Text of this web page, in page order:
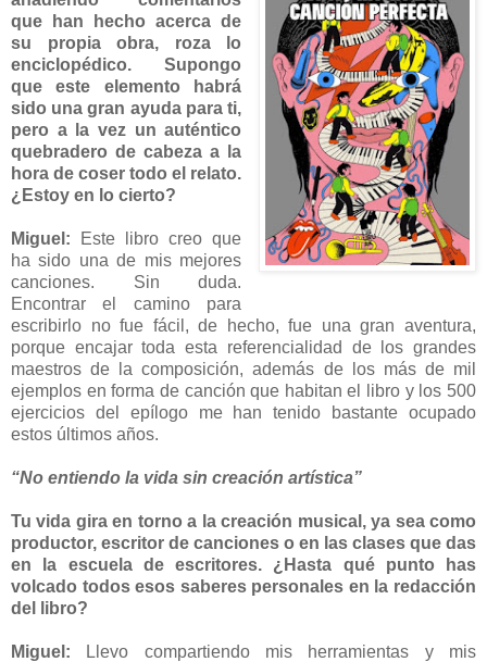
que han hecho acerca de
su propia obra, roza lo
enciclopédico. Supongo
que este elemento habrá
sido una gran ayuda para ti,
pero a la vez un auténtico
quebradero de cabeza a la
hora de coser todo el relato.
¿Estoy en lo cierto?
Miguel: Este libro creo que
ha sido una de mis mejores
canciones. Sin duda.
Encontrar el camino para
escribirlo no fue fácil, de hecho, fue una gran aventura,
porque encajar toda esta referencialidad de los grandes
maestros de la composición, además de los más de mil
ejemplos en forma de canción que habitan el libro y los 500
ejercicios del epílogo me han tenido bastante ocupado
estos últimos años.
“No entiendo la vida sin creación artística”
Tu vida gira en torno a la creación musical, ya sea como
productor, escritor de canciones o en las clases que das
en la escuela de escritores. ¿Hasta qué punto has
volcado todos esos saberes personales en la redacción
del libro?
Miguel: Llevo compartiendo mis herramientas y mis